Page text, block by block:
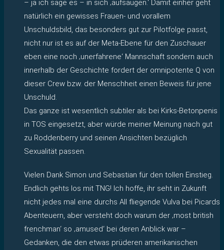
– ja ich sage es – in sich ‚aufsaugen.‘ Damit einher geht
natürlich ein gewisses Frauen- und vorallem
Unschuldsbild, das besonders gut zur Pilotfolge passt,
nicht nur ist es auf der Meta-Ebene für den Zuschauer
eben eine noch ‚unerfahrene‘ Mannschaft sondern auch
innerhalb der Geschichte fordert der omnipotente Q von
dieser Crew bzw. der Menschheit einen Beweis für jene
Unschuld.
Das ganze ist wesentlich subtiler als bei Kirks-Betonpenis
in TOS eingesetzt, aber würde meiner Meinung nach gut
zu Roddenberry und seinen Ansichten bezüglich
Sexualität passen.
Vielen Dank Simon und Sebastian für den tollen Einstieg.
Endlich gehts los mit TNG! Ich hoffe, ihr seht in Zukunft
nicht jedes mal eine durchs All fliegende Vulva bei Picards
Abenteuern, aber versteht doch warum der ‚most british
frenchman‘ so ‚amused‘ bei deren Anblick war –
Gedanken, die den etwas prüderen amerikanischen